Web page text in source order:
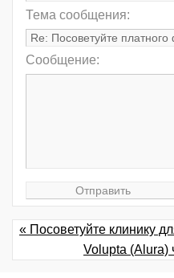
Тема сообщения:
Сообщение:
« Посоветуйте клинику
Volupta (Alura)